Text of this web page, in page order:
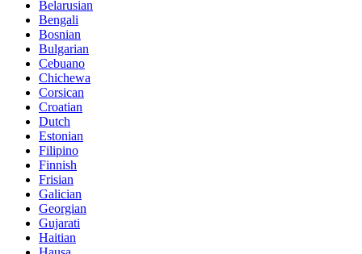
Belarusian
Bengali
Bosnian
Bulgarian
Cebuano
Chichewa
Corsican
Croatian
Dutch
Estonian
Filipino
Finnish
Frisian
Galician
Georgian
Gujarati
Haitian